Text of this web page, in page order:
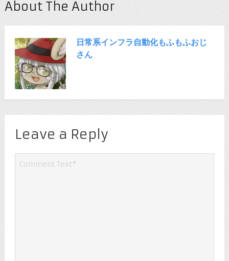
About The Author
日常系インフラ自動化もふもふおじ
さん
Leave a Reply